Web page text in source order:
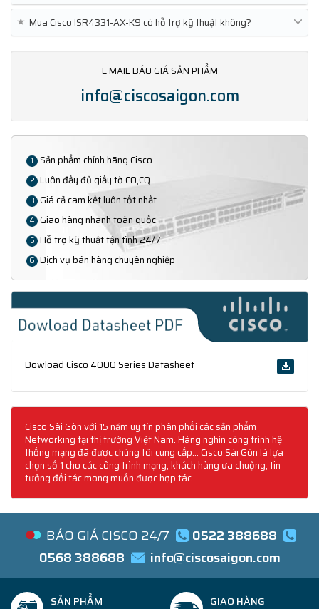
★ Mua Cisco ISR4331-AX-K9 có hỗ trợ kỹ thuật không?
E MAIL BÁO GIÁ SẢN PHẨM
info@ciscosaigon.com
1 Sản phẩm chính hãng Cisco
2 Luôn đầy đủ giấy tờ CO,CQ
3 Giá cả cam kết luôn tốt nhất
4 Giao hàng nhanh toàn quốc
5 Hỗ trợ kỹ thuật tận tình 24/7
6 Dịch vụ bán hàng chuyên nghiệp
Dowload Cisco 4000 Series Datasheet
Cisco Sài Gòn với 15 năm uy tín phân phối các sản phẩm
Networking tại thị trường Việt Nam. Hàng nghìn công trình hệ
thống mạng đã được chúng tôi cung cấp... Cisco Sài Gòn là lựa
chọn số 1 cho các công trình mạng, khách hàng ưa chuộng, tin
tưởng đối tác mong muốn được hợp tác...
BÁO GIÁ CISCO 24/7
0522 388688
0568 388688
info@ciscosaigon.com
SẢN PHẨM
GIAO HÀNG